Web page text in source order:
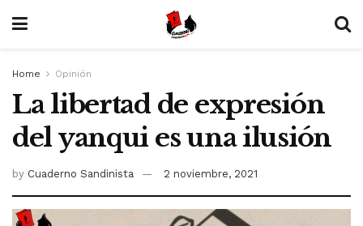
Home Opinión
La libertad de expresión
del yanqui es una ilusión
by Cuaderno Sandinista 2 noviembre, 2021